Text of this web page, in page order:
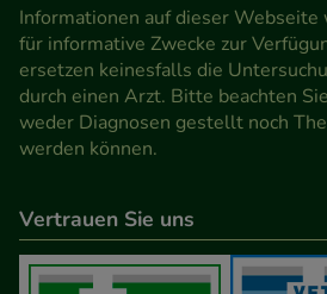
Informationen auf dieser Webseite
für informative Zwecke zur
ersetzen keinesfalls die
durch einen Arzt. Bitte beachten
weder Diagnosen gestellt noch
werden können.
Vertrauen Sie uns